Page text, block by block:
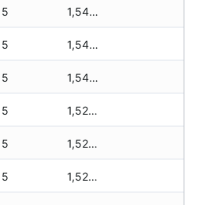
5 1,540 zł
5 1,540 zł
5 1,540 zł
5 1,520 zł
5 1,520 zł
5 1,520 zł